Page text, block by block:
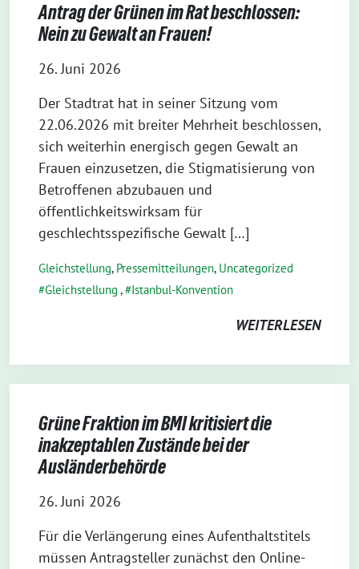
Antrag der Grünen im Rat beschlossen:
Nein zu Gewalt an Frauen!
26. Juni 2026
Der Stadtrat hat in seiner Sitzung vom
22.06.2026 mit breiter Mehrheit beschlossen,
sich weiterhin energisch gegen Gewalt an
Frauen einzusetzen, die Stigmatisierung von
Betroffenen abzubauen und
öffentlichkeitswirksam für
geschlechtsspezifische Gewalt […]
Gleichstellung, Pressemitteilungen, Uncategorized
Gleichstellung , Istanbul-Konvention
WEITERLESEN
Grüne Fraktion im BMI kritisiert die
inakzeptablen Zustände bei der
Ausländerbehörde
26. Juni 2026
Für die Verlängerung eines Aufenthaltstitels
müssen Antragsteller zunächst den Online-